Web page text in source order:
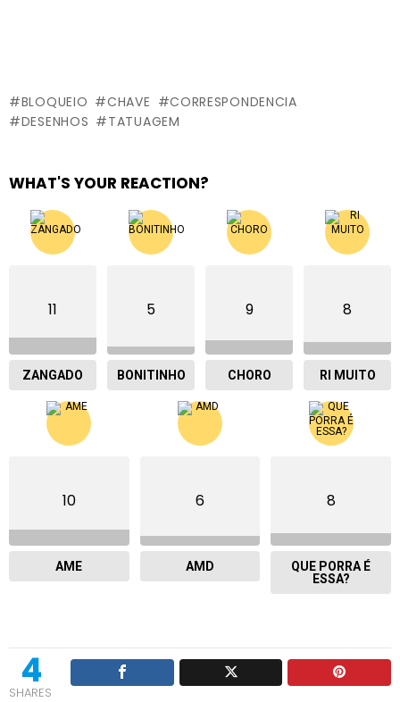
BLOQUEIO CHAVE
CORRESPONDENCIA
DESENHOS
TATUAGEM
WHAT'S YOUR REACTION?
11
ZANGADO
5
BONITINHO
9
CHORO
8
RI MUITO
10
AME
6
AMD
8
QUE PORRA É
ESSA?
4
SHARES